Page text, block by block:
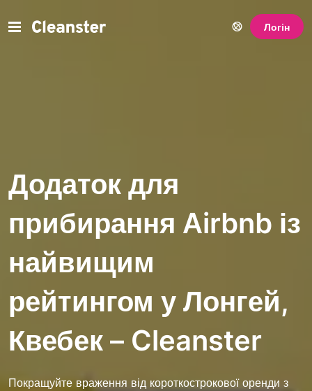
Логін
Додаток для
прибирання Airbnb із
найвищим
рейтингом у Лонгей,
Квебек – Cleanster
Покращуйте враження від короткострокової оренди з